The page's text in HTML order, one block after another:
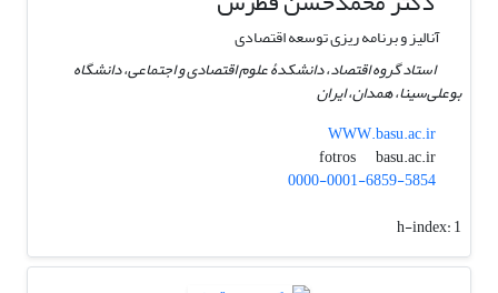
آنالیز و برنامه ریزی توسعه اقتصادی
استاد گروه اقتصاد، دانشکدۀ علوم اقتصادی و اجتماعی، دانشگاه
بوعلی‌سینا، همدان، ایران
WWW.basu.ac.ir
fotros
basu.ac.ir
0000-0001-6859-5854
h-index:1